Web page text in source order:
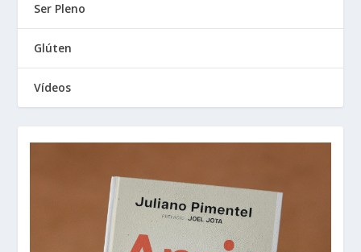
Ser Pleno
Glúten
Vídeos